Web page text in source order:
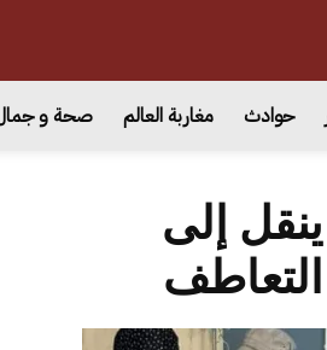
حوادث مغاربة العالم صحة و
إلى